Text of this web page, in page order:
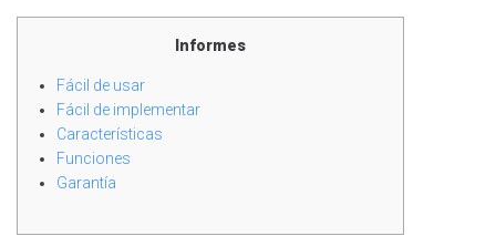
Informes
Fácil de usar
Fácil de implementar
Características
Funciones
Garantía